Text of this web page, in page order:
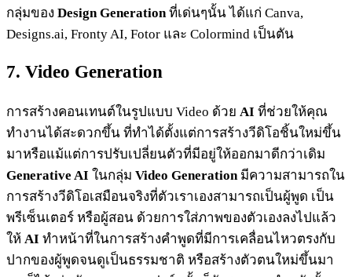
กลุ่มของ Design Generationที่เด่นๆนั้น ได้แก่ Canva,
Designs.ai, Fronty AI, Fotor และ Colormind เป็นตัน
7. Video Generation
การสร้างคอนเทนต์ในรูปแบบ Video ด้วย AI ที่ช่วยให้คุณ
ทำงานได้สะดวกขึ้น ที่ทำได้ตั้งแต่การสร้างวีดิโอชิ้นใหม่ขึ้น
มาหรือแม้แต่การปรับเปลี่ยนตัวที่มีอยู่ให้ออกมาดีกว่าเดิม
Generative AI ในกลุ่ม Video Generationมีความสามารถใน
การสร้างวีดิโอเสมือนจริงที่ตัวเราเองสามารถเป็นผู้พูด เป็น
พรีเซ็นเตอร์ หรือผู้สอน ด้วยการใส่ภาพของตัวเองลงไปแล้ว
ให้ AI ทำหน้าที่ในการสร้างคำพูดที่มีการเคลื่อนไหวตรงกับ
ปากของผู้พูดจนดูเป็นธรรมชาติ หรือสร้างตัวตนใหม่ขึ้นมา